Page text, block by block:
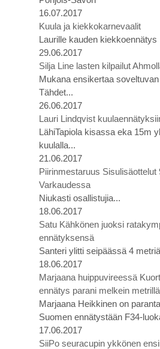
16.07.2017
Kuula ja kiekkokarnevaalit
Laurille kauden kiekkoennätys
29.06.2017
Silja Line lasten kilpailut
Mukana ensikertaa
Tähdet...
26.06.2017
Lauri Lindqvist
LähiTapiola kisassa eka 15m
kuulalla...
21.06.2017
Piirinmestaruus Sisulisäottelut
Varkaudessa
Niukasti osallistujia...
18.06.2017
Satu Kähkönen juoksi
ennätyksensä
Santeri ylitti seipäässä 4
18.06.2017
Marjaana huippuvireessä
ennätys parani melkein
Marjaana Heikkinen on
Suomen ennätystään F34-
17.06.2017
SiiPo seuracupin ykkönen